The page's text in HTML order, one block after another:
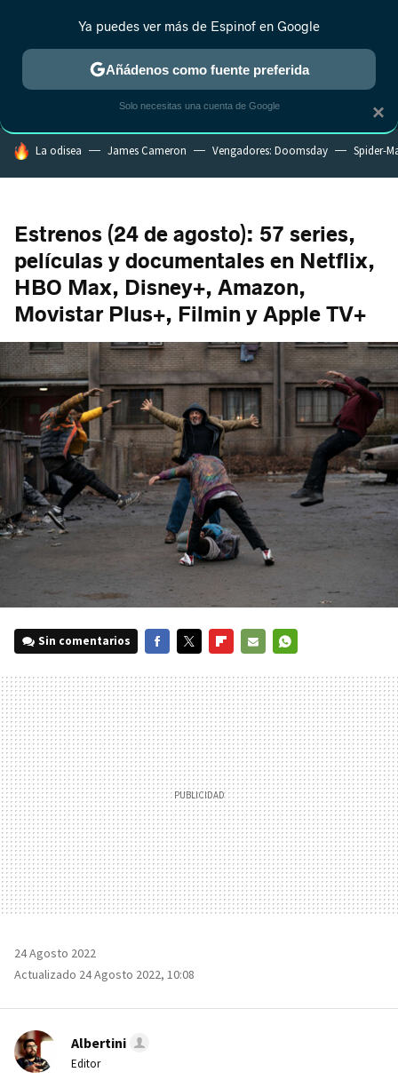
MENÚ NUEVO
ESTRENOS REALITY ANIME RANKINGS CINE
HOY SE HABLA DE
La odisea James Cameron Vengadores: Doomsday Spider-
Estrenos (24 de agosto): 57 series,
películas y documentales en Netflix,
HBO Max, Disney+, Amazon,
Movistar Plus+, Filmin y Apple TV+
Sin comentarios
MAIL
24 Agosto 2022
Actualizado 24 Agosto 2022, 10:08
Albertini
Editor
×
Ya puedes ver más de Espinof en Google
Añádenos como fuente preferida
Solo necesitas una cuenta de Google